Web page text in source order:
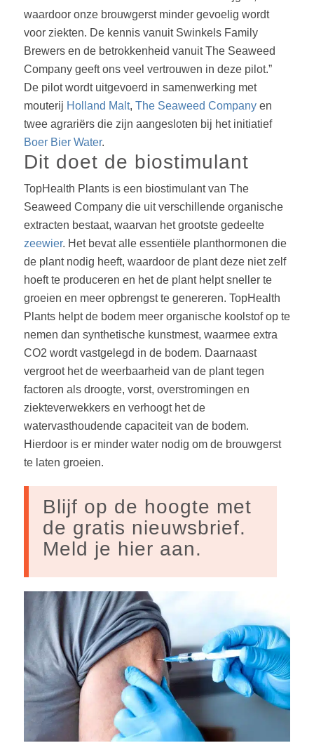
waardoor onze brouwgerst minder gevoelig wordt
voor ziekten. De kennis vanuit Swinkels Family
Brewers en de betrokkenheid vanuit The Seaweed
Company geeft ons veel vertrouwen in deze pilot.”
De pilot wordt uitgevoerd in samenwerking met
mouterij Holland Malt, The Seaweed Companyen
twee agrariërs die zijn aangesloten bij het initiatief
Boer Bier Water.
Dit doet de biostimulant
TopHealth Plants is een biostimulant van The
Seaweed Company die uit verschillende organische
extracten bestaat, waarvan het grootste gedeelte
zeewier. Het bevat alle essentiële planthormonen die
de plant nodig heeft, waardoor de plant deze niet zelf
hoeft te produceren en het de plant helpt sneller te
groeien en meer opbrengst te genereren. TopHealth
Plants helpt de bodem meer organische koolstof op te
nemen dan synthetische kunstmest, waarmee extra
CO2 wordt vastgelegd in de bodem. Daarnaast
vergroot het de weerbaarheid van de plant tegen
factoren als droogte, vorst, overstromingen en
ziekteverwekkers en verhoogt het de
watervasthoudende capaciteit van de bodem.
Hierdoor is er minder water nodig om de brouwgerst
te laten groeien.
Blijf op de hoogte met
de gratis nieuwsbrief.
Meld je hier aan.